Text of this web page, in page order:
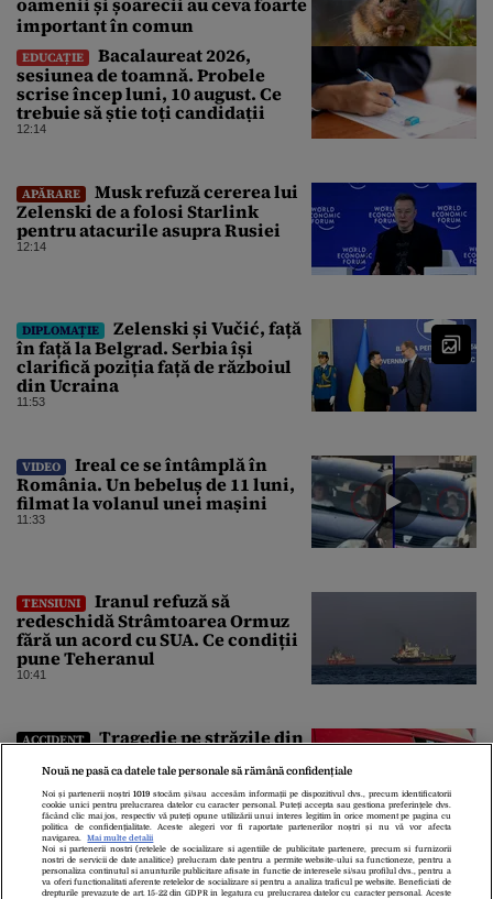
important în comun
EDUCAȚIE
Bacalaureat 2026,
sesiunea de toamnă. Probele
scrise încep luni, 10 august. Ce
trebuie să știe toți candidații
12:14
APĂRARE
Musk refuză cererea lui
Zelenski de a folosi Starlink
pentru atacurile asupra Rusiei
12:14
DIPLOMAȚIE
Zelenski și Vučić, față
în față la Belgrad. Serbia își
clarifică poziția față de războiul
din Ucraina
11:53
VIDEO
Ireal ce se întâmplă în
România. Un bebeluș de 11 luni,
filmat la volanul unei mașini
11:33
TENSIUNI
Iranul refuză să
redeschidă Strâmtoarea Ormuz
fără un acord cu SUA. Ce condiții
pune Teheranul
10:41
ACCIDENT
Tragedie pe străzile din
persoană a murit
10:31
Nouă ne pasă ca datele tale personale să rămână confidențiale
Noi și partenerii noștri1019 stocăm și/sau accesăm informații pe dispozitivul dvs., precum identificatorii
cookie unici pentru prelucrarea datelor cu caracter personal. Puteți accepta sau gestiona preferințele dvs.
făcând clic mai jos, respectiv vă puteți opune utilizării unui interes legitim în orice moment pe pagina cu
politica de confidențialitate. Aceste alegeri vor fi raportate partenerilor noștri și nu vă vor afecta
navigarea.
Mai multe detalii
Noi si partenerii nostri (retelele de socializare si agentiile de publicitate partenere, precum si furnizorii
nostri de servicii de date analitice) prelucram date pentru a permite website-ului sa functioneze, pentru a
personaliza continutul si anunturile publicitare afisate in functie de interesele si/sau profilul dvs., pentru a
va oferi functionalitati aferente retelelor de socializare si pentru a analiza traficul pe website. Beneficiati de
drepturile prevazute de art. 15-22 din GDPR in legatura cu prelucrarea datelor cu caracter personal. Aceste